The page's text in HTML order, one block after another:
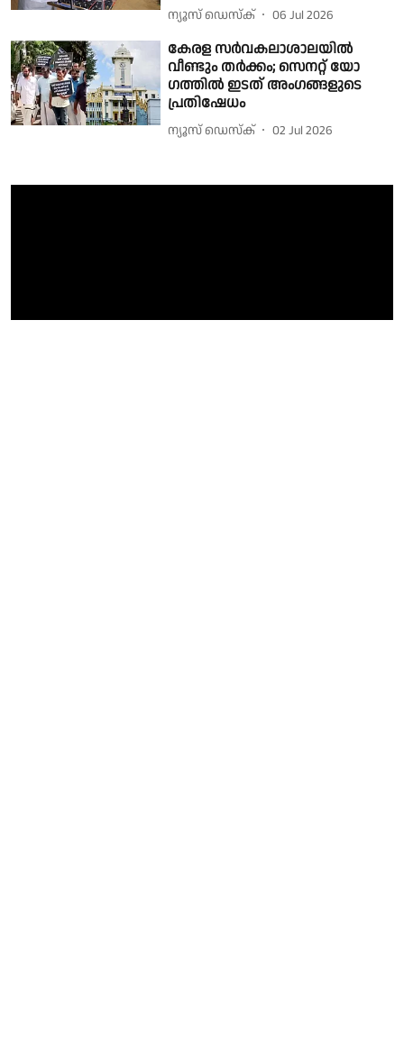
ന്യൂസ് ഡെസ്ക് 06 Jul 2026
കേരള സർവകലാശാലയിൽ
വീണ്ടും തർക്കം; സെനറ്റ് യോ​
ഗത്തിൽ ഇടത് അം​ഗങ്ങളുടെ
പ്രതിഷേധം
ന്യൂസ് ഡെസ്ക് 02 Jul 2026